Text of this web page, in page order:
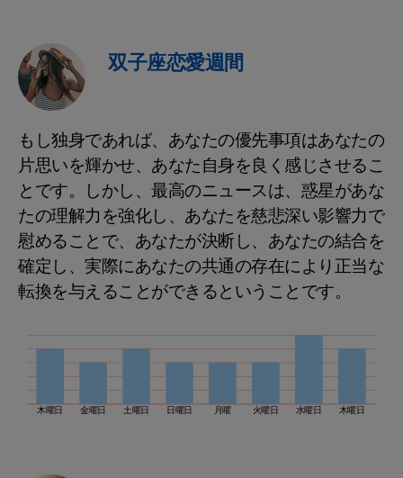
双子座恋愛週間
木曜日 金曜日 土曜日 日曜日 月曜 火曜日 水曜日 木曜日
もし独身であれば、あなたの優先事項はあなたの
片思いを輝かせ、あなた自身を良く感じさせるこ
とです。しかし、最高のニュースは、惑星があな
たの理解力を強化し、あなたを慈悲深い影響力で
慰めることで、あなたが決断し、あなたの結合を
確定し、実際にあなたの共通の存在により正当な
転換を与えることができるということです。